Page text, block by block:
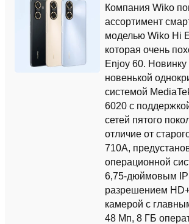
Компания Wiko
ассортимент
моделью Wiko Hi
которая очень
Enjoy 60. Новинку
новенькой
системой
6020 с
сетей пятого
отличие от
710A,
операционной
6,75-дюймовым
разрешением
камерой с
48 Мп, 8 ГБ